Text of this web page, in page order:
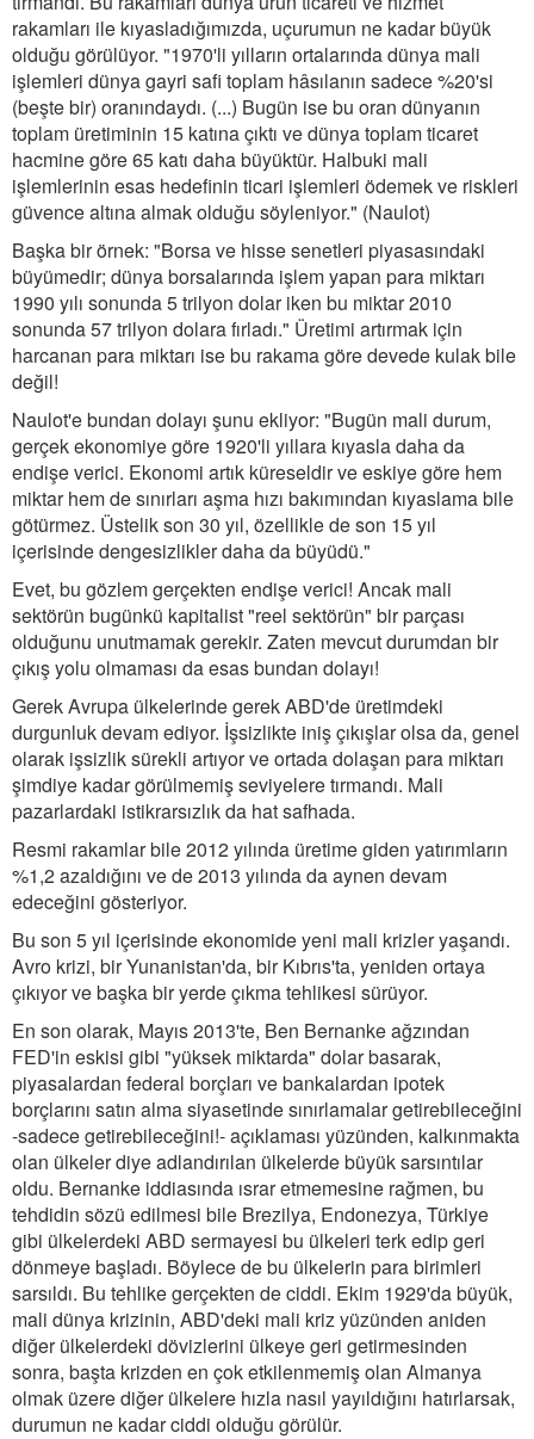
rakamları ile kıyasladığımızda, uçurumun ne kadar büyük
olduğu görülüyor. "1970'li yılların ortalarında dünya mali
işlemleri dünya gayri safi toplam hâsılanın sadece %20'si
(beşte bir) oranındaydı. (...) Bugün ise bu oran dünyanın
toplam üretiminin 15 katına çıktı ve dünya toplam ticaret
hacmine göre 65 katı daha büyüktür. Halbuki mali
işlemlerinin esas hedefinin ticari işlemleri ödemek ve riskleri
güvence altına almak olduğu söyleniyor." (Naulot)
Başka bir örnek: "Borsa ve hisse senetleri piyasasındaki
büyümedir; dünya borsalarında işlem yapan para miktarı
1990 yılı sonunda 5 trilyon dolar iken bu miktar 2010
sonunda 57 trilyon dolara fırladı." Üretimi artırmak için
harcanan para miktarı ise bu rakama göre devede kulak bile
değil!
Naulot'e bundan dolayı şunu ekliyor: "Bugün mali durum,
gerçek ekonomiye göre 1920'li yıllara kıyasla daha da
endişe verici. Ekonomi artık küreseldir ve eskiye göre hem
miktar hem de sınırları aşma hızı bakımından kıyaslama bile
götürmez. Üstelik son 30 yıl, özellikle de son 15 yıl
içerisinde dengesizlikler daha da büyüdü."
Evet, bu gözlem gerçekten endişe verici! Ancak mali
sektörün bugünkü kapitalist "reel sektörün" bir parçası
olduğunu unutmamak gerekir. Zaten mevcut durumdan bir
çıkış yolu olmaması da esas bundan dolayı!
Gerek Avrupa ülkelerinde gerek ABD'de üretimdeki
durgunluk devam ediyor. İşsizlikte iniş çıkışlar olsa da, genel
olarak işsizlik sürekli artıyor ve ortada dolaşan para miktarı
şimdiye kadar görülmemiş seviyelere tırmandı. Mali
pazarlardaki istikrarsızlık da hat safhada.
Resmi rakamlar bile 2012 yılında üretime giden yatırımların
%1,2 azaldığını ve de 2013 yılında da aynen devam
edeceğini gösteriyor.
Bu son 5 yıl içerisinde ekonomide yeni mali krizler yaşandı.
Avro krizi, bir Yunanistan'da, bir Kıbrıs'ta, yeniden ortaya
çıkıyor ve başka bir yerde çıkma tehlikesi sürüyor.
En son olarak, Mayıs 2013'te, Ben Bernanke ağzından
FED'in eskisi gibi "yüksek miktarda" dolar basarak,
piyasalardan federal borçları ve bankalardan ipotek
borçlarını satın alma siyasetinde sınırlamalar getirebileceğini
-sadece getirebileceğini!- açıklaması yüzünden, kalkınmakta
olan ülkeler diye adlandırılan ülkelerde büyük sarsıntılar
oldu. Bernanke iddiasında ısrar etmemesine rağmen, bu
tehdidin sözü edilmesi bile Brezilya, Endonezya, Türkiye
gibi ülkelerdeki ABD sermayesi bu ülkeleri terk edip geri
dönmeye başladı. Böylece de bu ülkelerin para birimleri
sarsıldı. Bu tehlike gerçekten de ciddi. Ekim 1929'da büyük,
mali dünya krizinin, ABD'deki mali kriz yüzünden aniden
diğer ülkelerdeki dövizlerini ülkeye geri getirmesinden
sonra, başta krizden en çok etkilenmemiş olan Almanya
olmak üzere diğer ülkelere hızla nasıl yayıldığını hatırlarsak,
durumun ne kadar ciddi olduğu görülür.